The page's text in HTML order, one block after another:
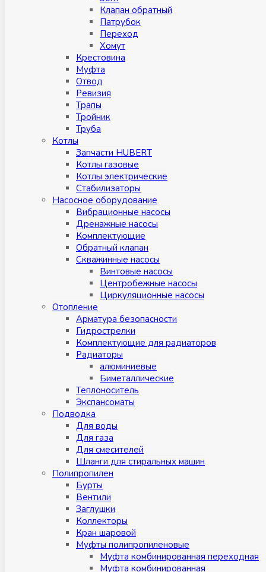
Клапан обратный
Патрубок
Переход
Хомут
Крестовина
Муфтa
Отвод
Ревизия
Трапы
Тройник
Труба
Котлы
Запчасти HUBERT
Котлы газовые
Котлы электрические
Стабилизаторы
Насосное оборудование
Вибрационные насосы
Дренажные насосы
Комплектующие
Обратный клапан
Скважинные насосы
Винтовые насосы
Центробежные насосы
Циркуляционные насосы
Отопление
Арматура безопасности
Гидрострелки
Комплектующие для радиаторов
Радиаторы
алюминиевые
Биметаллические
Теплоноситель
Экспансоматы
Подводка
Для воды
Для газа
Для смесителей
Шланги для стиральных машин
Полипропилен
Бурты
Вентили
Заглушки
Коллекторы
Кран шаровой
Муфты полипропиленовые
Муфта комбинированная переходная
Муфта комбинированная